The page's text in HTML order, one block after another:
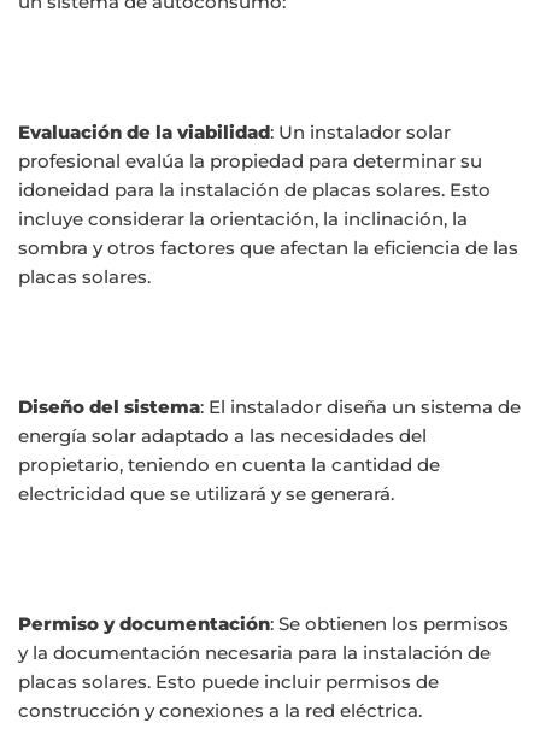
Evaluación de la viabilidad: Un instalador solar
profesional evalúa la propiedad para determinar su
idoneidad para la instalación de placas solares. Esto
incluye considerar la orientación, la inclinación, la
sombra y otros factores que afectan la eficiencia de las
placas solares.
Diseño del sistema: El instalador diseña un sistema de
energía solar adaptado a las necesidades del
propietario, teniendo en cuenta la cantidad de
electricidad que se utilizará y se generará.
Permiso y documentación: Se obtienen los permisos
y la documentación necesaria para la instalación de
placas solares. Esto puede incluir permisos de
construcción y conexiones a la red eléctrica.